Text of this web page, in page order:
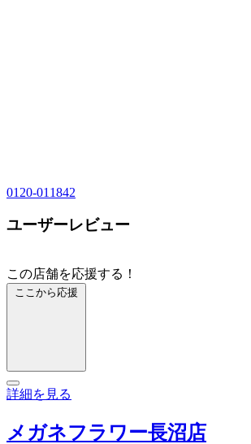
0120-011842
ユーザーレビュー
この店舗を応援する！
ここから応援
詳細を見る
メガネフラワー長沼店